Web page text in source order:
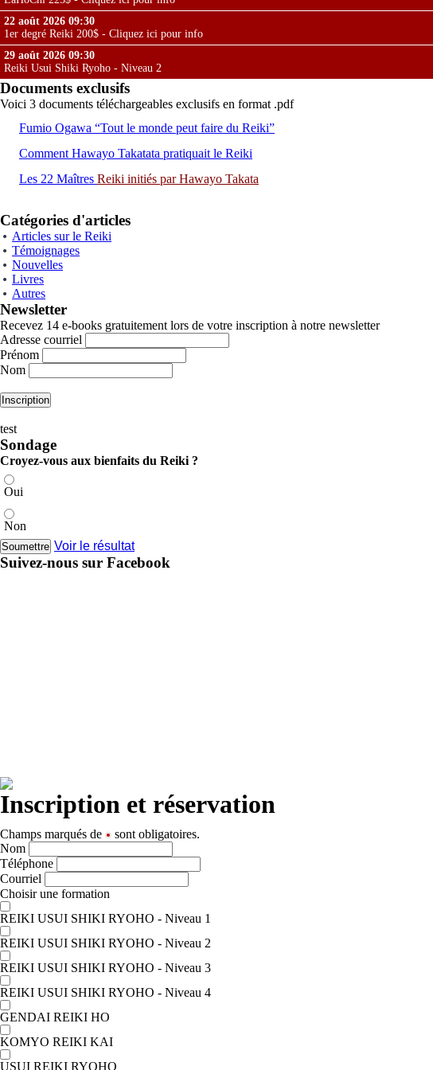
22 août 2026 09:30
1er degré Reiki 200$ - Cliquez ici pour info
29 août 2026 09:30
Reiki Usui Shiki Ryoho - Niveau 2
Documents exclusifs
Voici 3 documents téléchargeables exclusifs en format .pdf
Fumio Ogawa “Tout le monde peut faire du Reiki”
Comment Hawayo Takatata pratiquait le Reiki
Les 22 Maîtres Reiki initiés par Hawayo Takata
Catégories d'articles
Articles sur le Reiki
Témoignages
Nouvelles
Livres
Autres
Newsletter
Recevez 14 e-books gratuitement lors de votre inscription à notre newsletter
Adresse courriel
Prénom
Nom
test
Sondage
Croyez-vous aux bienfaits du Reiki ?
Oui
Non
Voir le résultat
Suivez-nous sur Facebook
Inscription et réservation
Champs marqués de
sont obligatoires.
Nom
Téléphone
Courriel
Choisir une formation
REIKI USUI SHIKI RYOHO - Niveau 1
REIKI USUI SHIKI RYOHO - Niveau 2
REIKI USUI SHIKI RYOHO - Niveau 3
REIKI USUI SHIKI RYOHO - Niveau 4
GENDAI REIKI HO
KOMYO REIKI KAI
USUI REIKI RYOHO